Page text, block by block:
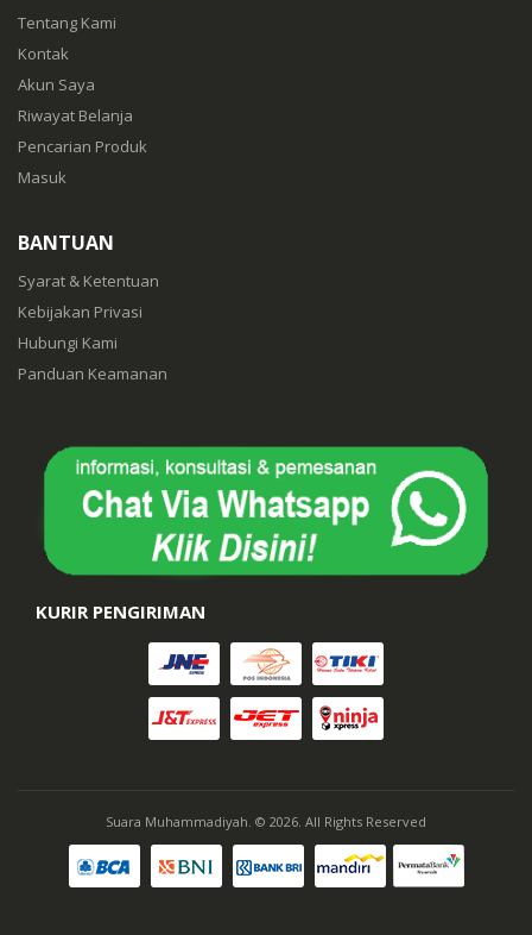
Tentang Kami
Kontak
Akun Saya
Riwayat Belanja
Pencarian Produk
Masuk
BANTUAN
Syarat & Ketentuan
Kebijakan Privasi
Hubungi Kami
Panduan Keamanan
KURIR PENGIRIMAN
Suara Muhammadiyah. © 2026. All Rights Reserved